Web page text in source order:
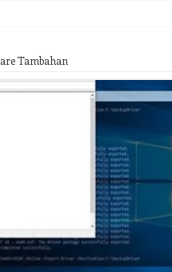
Tambahan